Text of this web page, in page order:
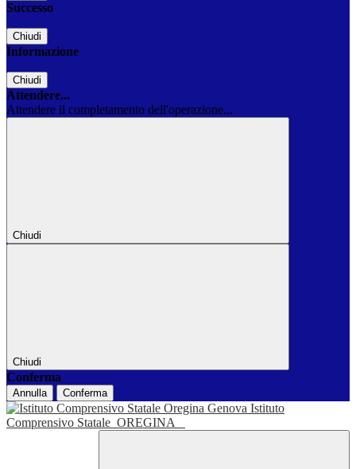
Successo
Chiudi
Informazione
Chiudi
Attendere...
Attendere il completamento dell'operazione...
Chiudi
Chiudi
Conferma
Annulla Conferma
Istituto
Comprensivo Statale OREGINA